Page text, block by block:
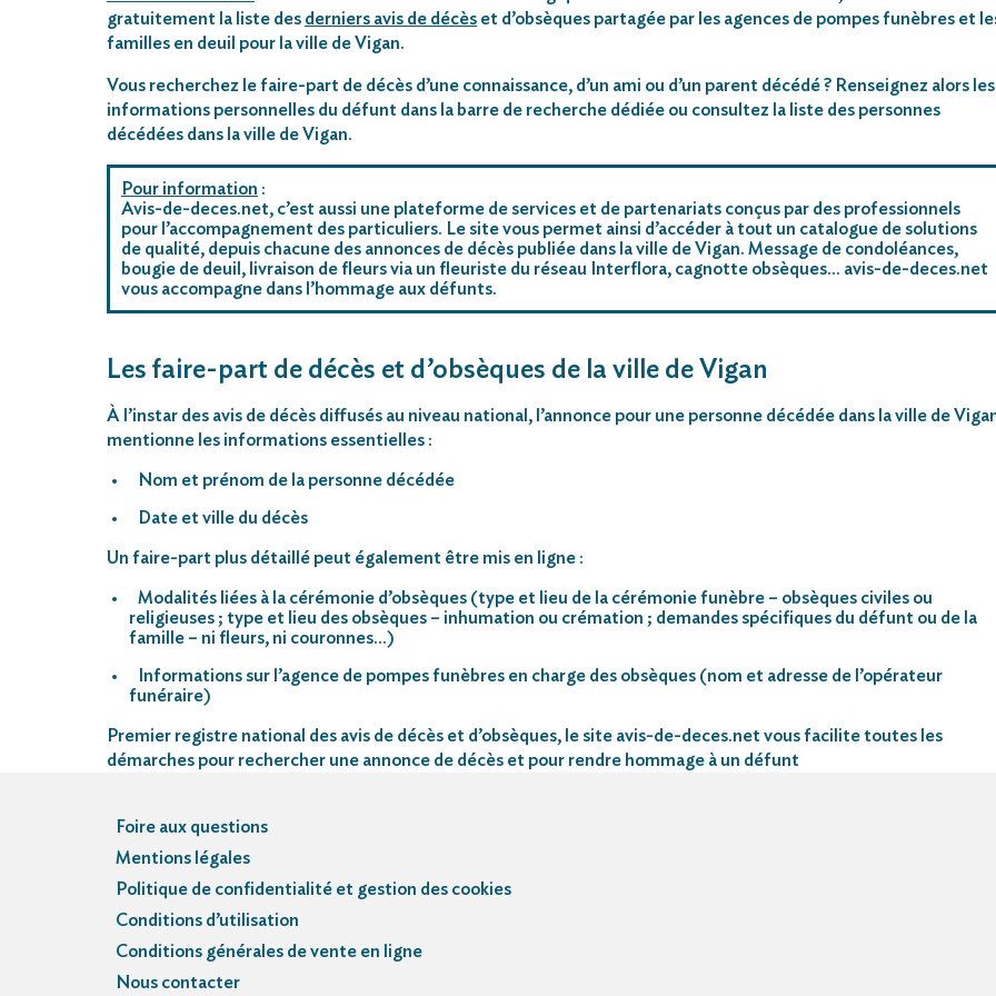
gratuitement la liste des derniers avis de décès et d’obsèques partagée par les agences de pompes funèbres et
familles en deuil pour la ville de Vigan.
Vous recherchez le faire-part de décès d’une connaissance, d’un ami ou d’un parent décédé ? Renseignez alors les
informations personnelles du défunt dans la barre de recherche dédiée ou consultez la liste des personnes
décédées dans la ville de Vigan.
Pour information :
Avis-de-deces.net, c’est aussi une plateforme de services et de partenariats conçus par des professionnels
pour l’accompagnement des particuliers. Le site vous permet ainsi d’accéder à tout un catalogue de solutions
de qualité, depuis chacune des annonces de décès publiée dans la ville de Vigan. Message de condoléances,
bougie de deuil, livraison de fleurs via un fleuriste du réseau Interflora, cagnotte obsèques… avis-de-deces.net
vous accompagne dans l’hommage aux défunts.
Les faire-part de décès et d’obsèques de la ville de Vigan
À l’instar des avis de décès diffusés au niveau national, l’annonce pour une personne décédée dans la ville de
mentionne les informations essentielles :
Nom et prénom de la personne décédée
Date et ville du décès
Un faire-part plus détaillé peut également être mis en ligne :
Modalités liées à la cérémonie d’obsèques (type et lieu de la cérémonie funèbre – obsèques civiles ou
religieuses ; type et lieu des obsèques – inhumation ou crémation ; demandes spécifiques du défunt ou de la
famille – ni fleurs, ni couronnes…)
Informations sur l’agence de pompes funèbres en charge des obsèques (nom et adresse de l’opérateur
funéraire)
Premier registre national des avis de décès et d’obsèques, le site avis-de-deces.net vous facilite toutes les
démarches pour rechercher une annonce de décès et pour rendre hommage à un défunt
Foire aux questions
Mentions légales
Politique de confidentialité et gestion des cookies
Conditions d’utilisation
Conditions générales de vente en ligne
Nous contacter